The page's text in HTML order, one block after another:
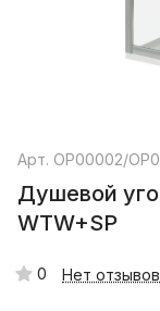
Арт. ОР00002/
Душевой
WTW+SP
0 Нет отзывов